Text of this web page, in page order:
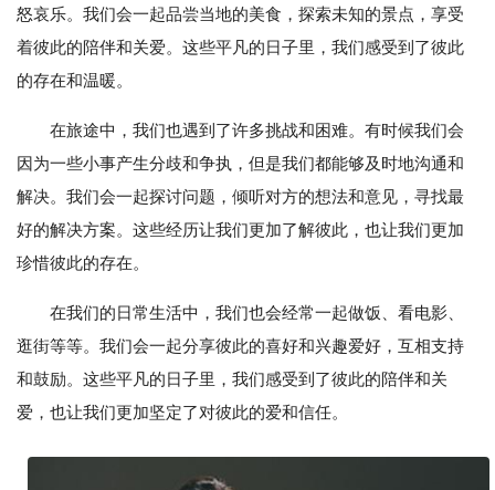
怒哀乐。我们会一起品尝当地的美食，探索未知的景点，享受
着彼此的陪伴和关爱。这些平凡的日子里，我们感受到了彼此
的存在和温暖。
在旅途中，我们也遇到了许多挑战和困难。有时候我们会
因为一些小事产生分歧和争执，但是我们都能够及时地沟通和
解决。我们会一起探讨问题，倾听对方的想法和意见，寻找最
好的解决方案。这些经历让我们更加了解彼此，也让我们更加
珍惜彼此的存在。
在我们的日常生活中，我们也会经常一起做饭、看电影、
逛街等等。我们会一起分享彼此的喜好和兴趣爱好，互相支持
和鼓励。这些平凡的日子里，我们感受到了彼此的陪伴和关
爱，也让我们更加坚定了对彼此的爱和信任。